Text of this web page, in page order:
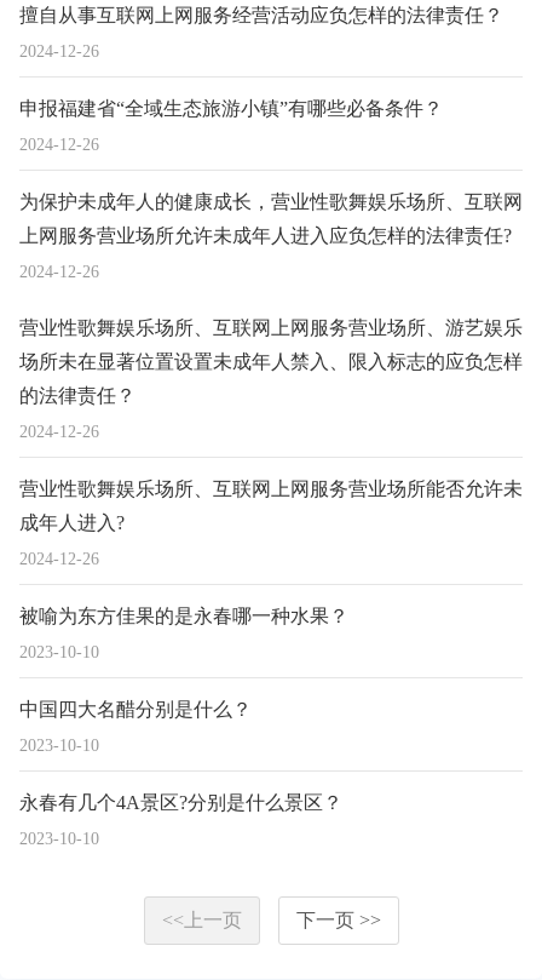
2024-12-26
擅自从事互联网上网服务经营活动应负怎样的法律责任？
2024-12-26
申报福建省“全域生态旅游小镇”有哪些必备条件？
2024-12-26
为保护未成年人的健康成长，营业性歌舞娱乐场所、互联网
上网服务营业场所允许未成年人进入应负怎样的法律责任?
2024-12-26
营业性歌舞娱乐场所、互联网上网服务营业场所、游艺娱乐
场所未在显著位置设置未成年人禁入、限入标志的应负怎样
的法律责任？
2024-12-26
营业性歌舞娱乐场所、互联网上网服务营业场所能否允许未
成年人进入?
2023-10-10
被喻为东方佳果的是永春哪一种水果？
2023-10-10
中国四大名醋分别是什么？
2023-10-10
永春有几个4A景区?分别是什么景区？
<<上一页 下一页 >>